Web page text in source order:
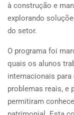
à construção e
explorando
do setor.
O programa foi
quais os alunos
internacionais
problemas reais, e
permitiram